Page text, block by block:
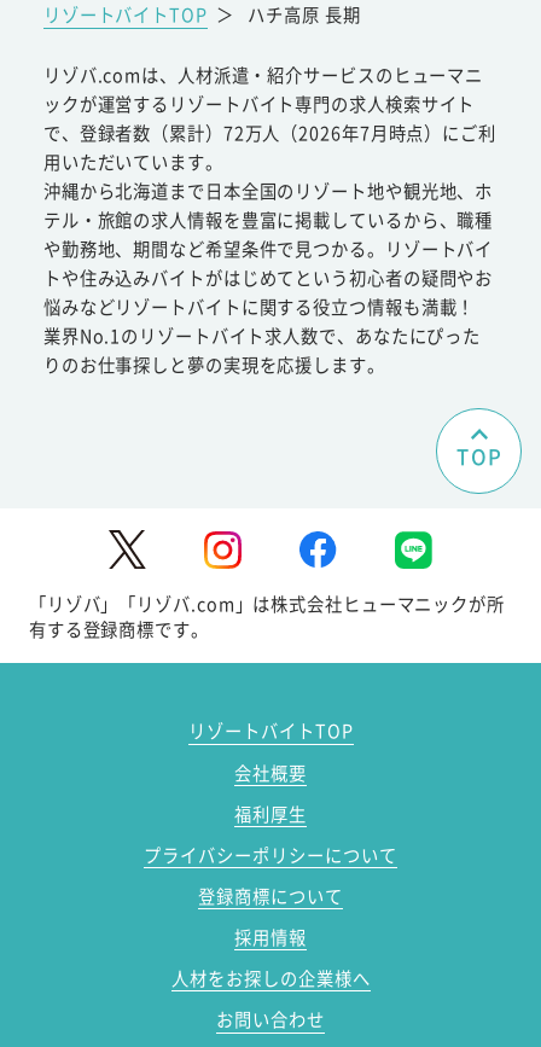
リゾートバイトTOP ＞ ハチ高原 長期
リゾバ.comは、人材派遣・紹介サービスのヒューマニ
ックが運営するリゾートバイト専門の求人検索サイト
で、登録者数（累計）72万人（2026年7月時点）にご利
用いただいています。
沖縄から北海道まで日本全国のリゾート地や観光地、ホ
テル・旅館の求人情報を豊富に掲載しているから、職種
や勤務地、期間など希望条件で見つかる。リゾートバイ
トや住み込みバイトがはじめてという初心者の疑問やお
悩みなどリゾートバイトに関する役立つ情報も満載！
業界No.1のリゾートバイト求人数で、あなたにぴった
りのお仕事探しと夢の実現を応援します。
TOP
「リゾバ」「リゾバ.com」は株式会社ヒューマニックが所
有する登録商標です。
リゾートバイトTOP
会社概要
福利厚生
プライバシーポリシーについて
登録商標について
採用情報
人材をお探しの企業様へ
お問い合わせ